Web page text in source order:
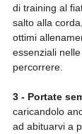
di training al
salto alla
ottimi
essenziali
percorrere.
3 - Portate
caricandolo
ad abituarvi a